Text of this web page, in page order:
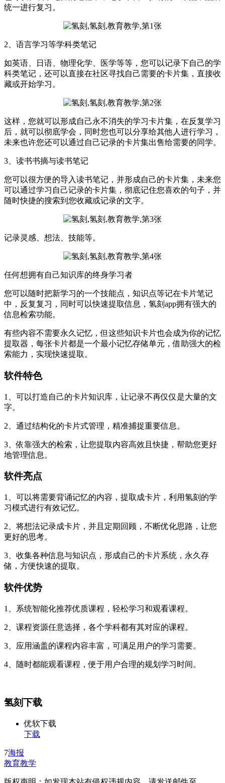
统一进行复习。
2、语言学习等学科类笔记
如英语、日语、物理化学、医学等等，您可以记录下自己的学
科类笔记，还可以直接在社区寻找自己需要的卡片集，直接收
藏或开始学习。
这样，您就可以形成自己永不消失的学习卡片集，在反复学习
后，就可以彻底学会，同时您也可以分享给其他人进行学习，
未来也许您还可以通过自己记录的卡片集出售给需要的同学。
3、读书书摘与读书笔记
您可以很方便的导入读书笔记，并形成自己的卡片集，未来您
可以通过学习自己记录的卡片集，彻底记住您喜欢的句子，并
随时快捷的搜索到您收藏或记录的文字。
记录灵感、想法、技能等。
任何想拥有自己知识库的终身学习者
您可以随时把新学习的一个技能点，知识点等记在卡片笔记
中，反复复习，同时可以快速提取信息，氢刻app拥有强大的
信息检索功能。
有些内容不需要永久记忆，但这些知识卡片也会成为你的记忆
提取器，每张卡片都是一个最小记忆存储单元，借助强大的检
索能力，实现快速提取。
软件特色
1、可以打造自己的卡片知识库，让记录不再仅仅是大量的文
字。
2、通过结构化的卡片式管理，精准捕捉重要信息。
3、依靠强大的检索，让您提取内容高效且快捷，帮助您更好
地管理信息。
软件亮点
1、可以将需要背诵记忆的内容，提取成卡片，利用氢刻的学
习模式进行有效记忆。
2、将想法记录成卡片，并且定期回顾，不断优化思路，让您
更好的思考。
3、收集各种信息与知识点，形成自己的卡片系统，永久存
储，方便快速的提取。
软件优势
1、系统智能化推荐优质课程，轻松学习和观看课程。
2、课程资源任意选择，各个学科都有其对应的课程。
3、应用涵盖的课程内容丰富，可满足用户的学习需要。
4、随时都能观看课程，便于用户合理的规划学习时间。
氢刻下载
优软下载
下载
7海报
教育教学